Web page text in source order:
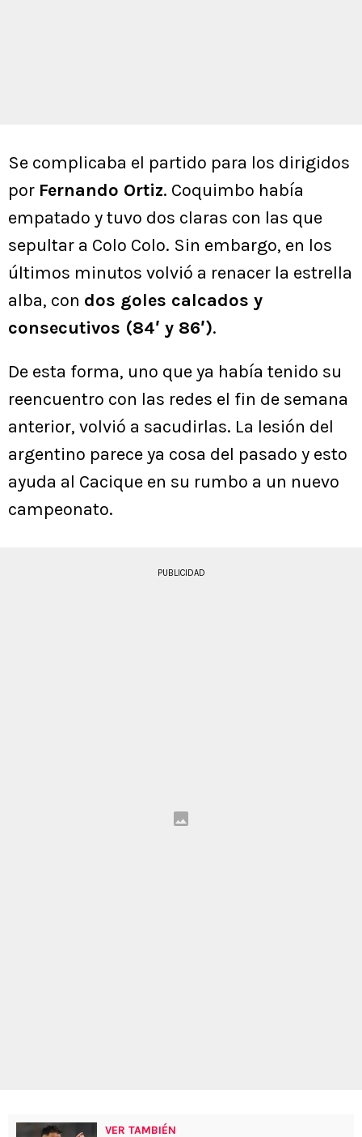
Se complicaba el partido para los dirigidos
por Fernando Ortiz. Coquimbo había
empatado y tuvo dos claras con las que
sepultar a Colo Colo. Sin embargo, en los
últimos minutos volvió a renacer la estrella
alba, con dos goles calcados y
consecutivos (84′ y 86′).
De esta forma, uno que ya había tenido su
reencuentro con las redes el fin de semana
anterior, volvió a sacudirlas. La lesión del
argentino parece ya cosa del pasado y esto
ayuda al Cacique en su rumbo a un nuevo
campeonato.
PUBLICIDAD
VER TAMBIÉN